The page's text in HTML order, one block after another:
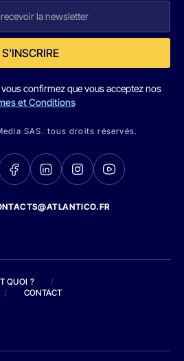
S'INSCRIRE
confirmez que vous acceptez nos
et Conditions
SAS. tous droits réservés.
QUOI ?
/
/ CONTACT